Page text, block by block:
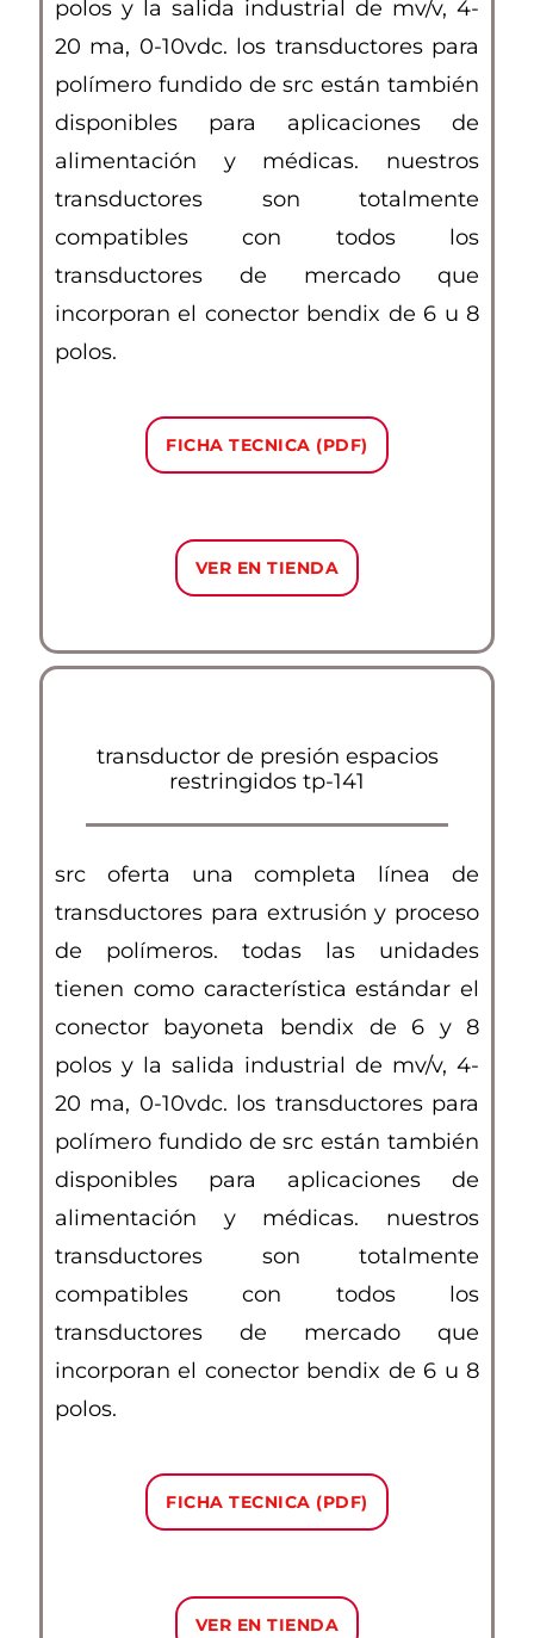
polos y la salida industrial de mv/v, 4-
20 ma, 0-10vdc. los transductores para
polímero fundido de src están también
disponibles para aplicaciones de
alimentación y médicas. nuestros
transductores son totalmente
compatibles con todos los
transductores de mercado que
incorporan el conector bendix de 6 u 8
polos.
FICHA TECNICA (PDF)
VER EN TIENDA
transductor de presión espacios
restringidos tp-141
src oferta una completa línea de
transductores para extrusión y proceso
de polímeros. todas las unidades
tienen como característica estándar el
conector bayoneta bendix de 6 y 8
polos y la salida industrial de mv/v, 4-
20 ma, 0-10vdc. los transductores para
polímero fundido de src están también
disponibles para aplicaciones de
alimentación y médicas. nuestros
transductores son totalmente
compatibles con todos los
transductores de mercado que
incorporan el conector bendix de 6 u 8
polos.
FICHA TECNICA (PDF)
VER EN TIENDA